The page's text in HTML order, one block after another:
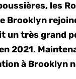
les
Brooklyn
un très grand
2021.
à Brooklyn